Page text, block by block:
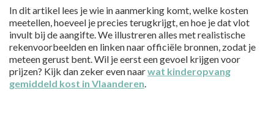
In dit artikel lees je wie in aanmerking komt, welke kosten
meetellen, hoeveel je precies terugkrijgt, en hoe je dat vlot
invult bij de aangifte. We illustreren alles met realistische
rekenvoorbeelden en linken naar officiële bronnen, zodat je
meteen gerust bent. Wil je eerst een gevoel krijgen voor
prijzen? Kijk dan zeker even naarwat kinderopvang
gemiddeld kost in Vlaanderen